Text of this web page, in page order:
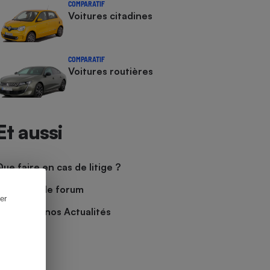
COMPARATIF
Voitures citadines
COMPARATIF
Voitures routières
aussi
faire en cas de litige ?
Découvrir le forum
Consulter nos Actualités